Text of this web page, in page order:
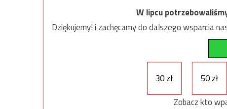
W lipcu
Dziękujemy! i zachęcamy do dalszego wsparcia
30 zł 50 zł
Zobacz kto